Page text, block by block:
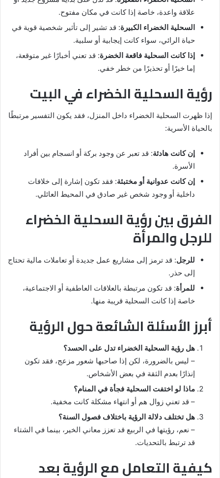
علاقة واعدة، خاصة إذا كانت في مكان مفتوح.
السحلية الخضراء الكبيرة: قد تشير إلى تأثير شخصية قوية في
حياة الرائي، سواء كانت إيجابية أو سلبية.
إذا كانت السحلية فاقعة الخضرة: قد تعني أخبارًا غير متوقعة،
إما خيرًا أو تحذيرًا من خطر خفي.
رؤية السحلية الخضراء في البيت
إذا ظهرت السحلية الخضراء داخل المنزل، فقد يكون التفسير مرتبطًا
بالحياة الأسرية:
إن كانت هادئة: قد تعبر عن وجود بركة أو انسجام بين أفراد
الأسرة.
إن كانت عدوانية أو مختبئة: فقد تكون إشارة إلى خلافات
داخلية أو وجود شخص غير صادق في المحيط العائلي.
الفرق بين رؤية السحلية الخضراء
للرجل والمرأة
للرجل: قد ترمز إلى مشاريع عمل جديدة أو تعاملات مالية تحتاج
إلى حذر.
للمرأة: قد تكون مرتبطة بالعلاقات العاطفية أو الاجتماعية،
خاصة إذا كانت السحلية قريبة منها.
أبرز الأسئلة الشائعة حول الرؤية
هل رؤية السحلية الخضراء تدل على الحسد؟
– ليس بالضرورة، لكن إذا صاحبها شعور مزعج، فقد تكون
إنذارًا بعدم الثقة في بعض الأشخاص.
ماذا لو اختفت السحلية فجأة في المنام؟
– قد تعني زوال هم أو انتهاء مشكلة كانت مخفية.
هل تختلف دلالة الرؤية باختلاف فصول السنة؟
– نعم، رؤيتها في الربيع قد تعزز معاني الخير، بينما في الشتاء
قد ترتبط بالتحديات.
كيفية التعامل مع الرؤية بعد